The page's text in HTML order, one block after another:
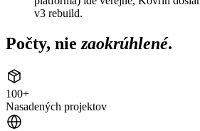
v3 rebuild.
Počty, nie zaokrúhlené.
100+
Nasadených projektov